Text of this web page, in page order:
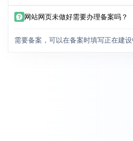
网站网页未做好需要办理备案吗？
需要备案，可以在备案时填写正在建设